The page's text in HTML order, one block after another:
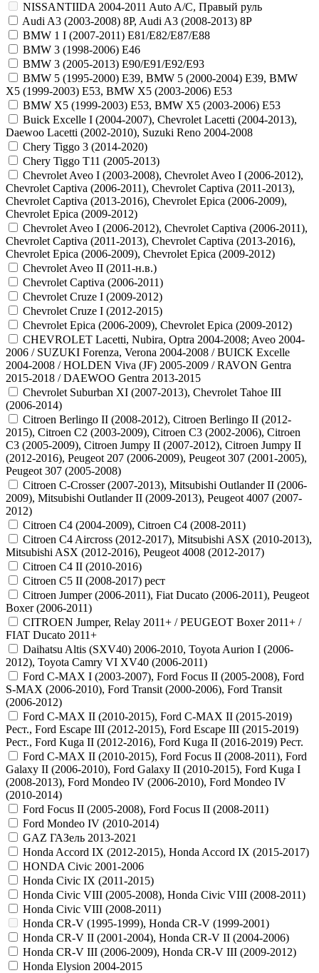
NISSANTIIDA 2004-2011 Auto A/C, Правый руль
Audi A3 (2003-2008) 8P, Audi A3 (2008-2013) 8P
BMW 1 I (2007-2011) E81/E82/E87/E88
BMW 3 (1998-2006) E46
BMW 3 (2005-2013) E90/E91/E92/E93
BMW 5 (1995-2000) E39, BMW 5 (2000-2004) E39, BMW
X5 (1999-2003) E53, BMW X5 (2003-2006) E53
BMW X5 (1999-2003) E53, BMW X5 (2003-2006) E53
Buick Excelle I (2004-2007), Chevrolet Lacetti (2004-2013),
Daewoo Lacetti (2002-2010), Suzuki Reno 2004-2008
Chery Tiggo 3 (2014-2020)
Chery Tiggo T11 (2005-2013)
Chevrolet Aveo I (2003-2008), Chevrolet Aveo I (2006-2012),
Chevrolet Captiva (2006-2011), Chevrolet Captiva (2011-2013),
Chevrolet Captiva (2013-2016), Chevrolet Epica (2006-2009),
Chevrolet Epica (2009-2012)
Chevrolet Aveo I (2006-2012), Chevrolet Captiva (2006-2011),
Chevrolet Captiva (2011-2013), Chevrolet Captiva (2013-2016),
Chevrolet Epica (2006-2009), Chevrolet Epica (2009-2012)
Chevrolet Aveo II (2011-н.в.)
Chevrolet Captiva (2006-2011)
Chevrolet Cruze I (2009-2012)
Chevrolet Cruze I (2012-2015)
Chevrolet Epica (2006-2009), Chevrolet Epica (2009-2012)
CHEVROLET Lacetti, Nubira, Optra 2004-2008; Aveo 2004-
2006 / SUZUKI Forenza, Verona 2004-2008 / BUICK Excelle
2004-2008 / HOLDEN Viva (JF) 2005-2009 / RAVON Gentra
2015-2018 / DAEWOO Gentra 2013-2015
Chevrolet Suburban XI (2007-2013), Chevrolet Tahoe III
(2006-2014)
Citroen Berlingo II (2008-2012), Citroen Berlingo II (2012-
2015), Citroen C2 (2003-2009), Citroen C3 (2002-2006), Citroen
C3 (2005-2009), Citroen Jumpy II (2007-2012), Citroen Jumpy II
(2012-2016), Peugeot 207 (2006-2009), Peugeot 307 (2001-2005),
Peugeot 307 (2005-2008)
Citroen C-Crosser (2007-2013), Mitsubishi Outlander II (2006-
2009), Mitsubishi Outlander II (2009-2013), Peugeot 4007 (2007-
2012)
Citroen C4 (2004-2009), Citroen C4 (2008-2011)
Citroen C4 Aircross (2012-2017), Mitsubishi ASX (2010-2013),
Mitsubishi ASX (2012-2016), Peugeot 4008 (2012-2017)
Citroen C4 II (2010-2016)
Citroen C5 II (2008-2017) рест
Citroen Jumper (2006-2011), Fiat Ducato (2006-2011), Peugeot
Boxer (2006-2011)
CITROEN Jumper, Relay 2011+ / PEUGEOT Boxer 2011+ /
FIAT Ducato 2011+
Daihatsu Altis (SXV40) 2006-2010, Toyota Aurion I (2006-
2012), Toyota Camry VI XV40 (2006-2011)
Ford C-MAX I (2003-2007), Ford Focus II (2005-2008), Ford
S-MAX (2006-2010), Ford Transit (2000-2006), Ford Transit
(2006-2012)
Ford C-MAX II (2010-2015), Ford C-MAX II (2015-2019)
Рест., Ford Escape III (2012-2015), Ford Escape III (2015-2019)
Рест., Ford Kuga II (2012-2016), Ford Kuga II (2016-2019) Рест.
Ford C-MAX II (2010-2015), Ford Focus II (2008-2011), Ford
Galaxy II (2006-2010), Ford Galaxy II (2010-2015), Ford Kuga I
(2008-2013), Ford Mondeo IV (2006-2010), Ford Mondeo IV
(2010-2014)
Ford Focus II (2005-2008), Ford Focus II (2008-2011)
Ford Mondeo IV (2010-2014)
GAZ ГАЗель 2013-2021
Honda Accord IX (2012-2015), Honda Accord IX (2015-2017)
HONDA Civic 2001-2006
Honda Civic IX (2011-2015)
Honda Civic VIII (2005-2008), Honda Civic VIII (2008-2011)
Honda Civic VIII (2008-2011)
Honda CR-V (1995-1999), Honda CR-V (1999-2001)
Honda CR-V II (2001-2004), Honda CR-V II (2004-2006)
Honda CR-V III (2006-2009), Honda CR-V III (2009-2012)
Honda Elysion 2004-2015